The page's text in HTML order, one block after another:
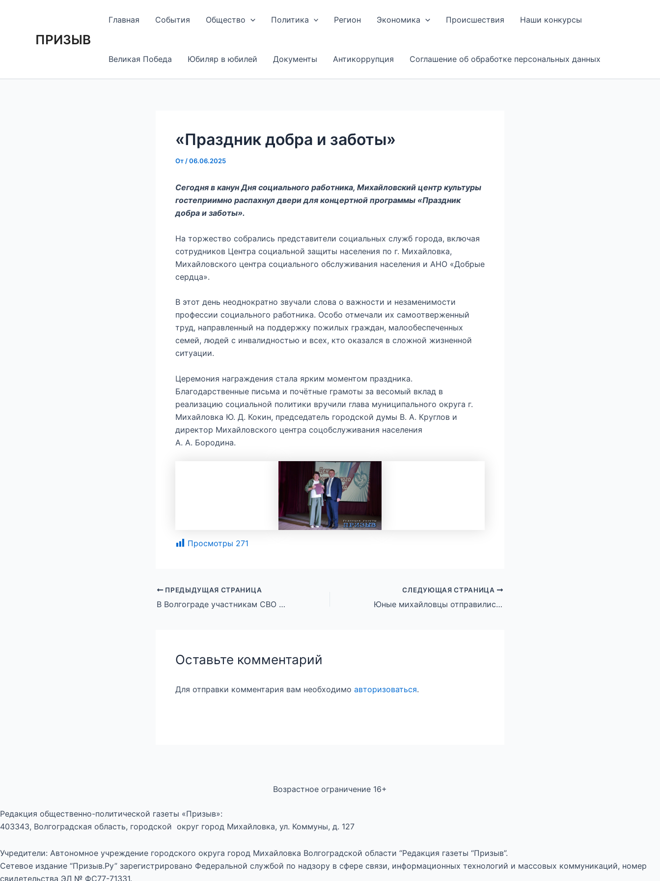
ПРИЗЫВ
Главная События Общество Политика Регион Экономика Происшествия Наши конкурсы
Великая Победа Юбиляр в юбилей Документы Антикоррупция Соглашение об обработке персональных данных
«Праздник добра и заботы»
От /06.06.2025
Сегодня в канун Дня социального работника, Михайловский центр культуры
гостеприимно распахнул двери для концертной программы «Праздник
добра и заботы».
На торжество собрались представители социальных служб города, включая
сотрудников Центра социальной защиты населения по г. Михайловка,
Михайловского центра социального обслуживания населения и АНО «Добрые
сердца».
В этот день неоднократно звучали слова о важности и незаменимости
профессии социального работника. Особо отмечали их самоотверженный
труд, направленный на поддержку пожилых граждан, малообеспеченных
семей, людей с инвалидностью и всех, кто оказался в сложной жизненной
ситуации.
Церемония награждения стала ярким моментом праздника.
Благодарственные письма и почётные грамоты за весомый вклад в
реализацию социальной политики вручили глава муниципального округа г.
Михайловка Ю. Д. Кокин, председатель городской думы В. А. Круглов и
директор Михайловского центра соцобслуживания населения
А. А. Бородина.
Просмотры 271
по
ПРЕДЫДУЩАЯ СТРАНИЦА
В Волгограде участникам СВО вручили госнаграды
СЛЕДУЮЩАЯ СТРАНИЦА
Юные михайловцы отправились на первую смену в детский оздоровительный лагерь «Ленинец»
Оставьте комментарий
Для отправки комментария вам необходимо авторизоваться.
Возрастное ограничение 16+
Редакция общественно-политической газеты «Призыв»:
403343, Волгоградская область, городской округ город Михайловка, ул. Коммуны, д. 127
Учредители: Автономное учреждение городского округа город Михайловка Волгоградской области “Редакция газеты “Призыв”.
Сетевое издание “Призыв.Ру” зарегистрировано Федеральной службой по надзору в сфере связи, информационных технологий и массовых коммуникаций, номер
свидетельства ЭЛ № ФС77-71331.